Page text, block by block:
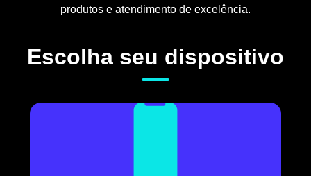
produtos e atendimento de excelência.
Escolha seu dispositivo